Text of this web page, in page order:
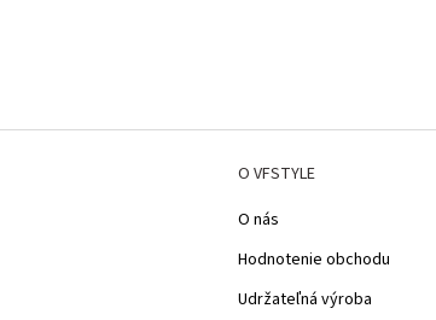
O VFSTYLE
O nás
Hodnotenie obchodu
Udržateľná výroba